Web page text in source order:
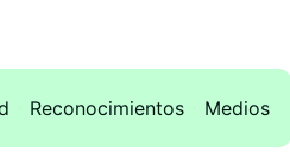
Reconocimientos Medios